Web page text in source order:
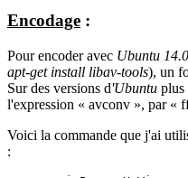
Encodage :
Pour encoder avec Ubuntu
apt-get install libav-tools), un
Sur des versions d'Ubuntu plus
l'expression « avconv », par «
Voici la commande que j'ai
: